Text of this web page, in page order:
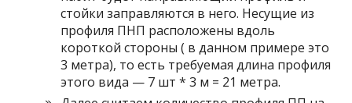
стойки заправляются в него. Несущие из
профиля ПНП расположены вдоль
короткой стороны ( в данном примере это
3 метра), то есть требуемая длина профиля
этого вида — 7 шт * 3 м = 21 метра.